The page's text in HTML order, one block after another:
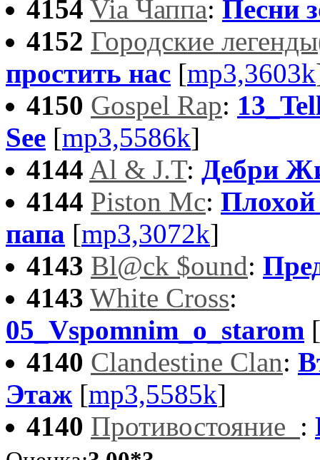
4154 Via Чаппа: Песни
4152 Городские
простить нас [mp3,3603k
4150 Gospel Rap:
See [mp3,5586k]
4144 Al & J.T: Дебри
4144 Piston Mс:
папа [mp3,3072k]
4143 Bl@ck $ound:
4143 White Cross:
05_Vspomnim_o_starom [
4140 Clandestine Clan:
Этаж [mp3,5585k]
4140 Противостояние_ :